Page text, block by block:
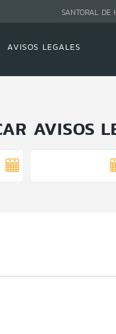
SANTORAL DE
AVISOS LEGALES
AVISOS